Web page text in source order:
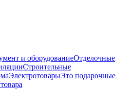
и оборудованиеОтделочные
Строительные
ЭлектротоварыЭто подарочные